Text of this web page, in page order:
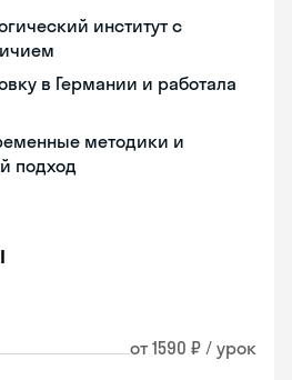
институт с
в Германии и работала
методики и
подход
от 1590 ₽ / урок